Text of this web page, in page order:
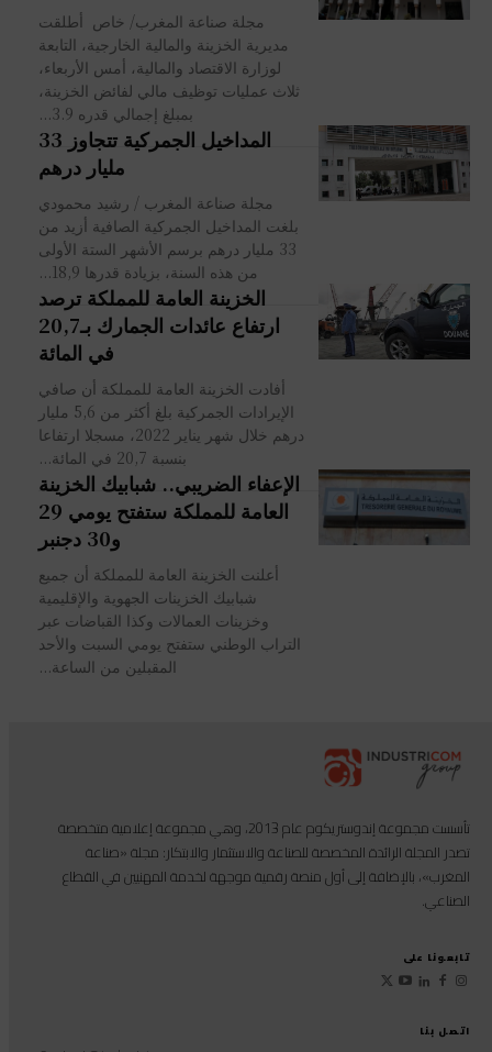
مجلة صناعة المغرب/ خاص أطلقت
مديرية الخزينة والمالية الخارجية، التابعة
لوزارة الاقتصاد والمالية، أمس الأربعاء،
ثلاث عمليات توظيف مالي لفائض الخزينة،
بمبلغ إجمالي قدره 3.9...
المداخيل الجمركية تتجاوز 33
مليار درهم
مجلة صناعة المغرب / رشيد محمودي
بلغت المداخيل الجمركية الصافية أزيد من
33 مليار درهم برسم الأشهر الستة الأولى
من هذه السنة، بزيادة قدرها 18,9...
الخزينة العامة للمملكة ترصد
ارتفاع عائدات الجمارك بـ20,7
في المائة
أفادت الخزينة العامة للمملكة أن صافي
الإيرادات الجمركية بلغ أكثر من 5,6 مليار
درهم خلال شهر يناير 2022، مسجلا ارتفاعا
بنسبة 20,7 في المائة...
الإعفاء الضريبي.. شبابيك الخزينة
العامة للمملكة ستفتح يومي 29
و30 دجنبر
أعلنت الخزينة العامة للمملكة أن جميع
شبابيك الخزينات الجهوية والإقليمية
وخزينات العمالات وكذا القباضات عبر
التراب الوطني ستفتح يومي السبت والأحد
المقبلين من الساعة...
اتصل بنا
تأسست مجموعة إندوستريكوم عام 2013، وهي مجموعة إعلامية متخصصة
تصدر المجلة الرائدة المخصصة للصناعة والاستثمار والابتكار: مجلة «صناعة
المغرب»، بالإضافة إلى أول منصة رقمية موجهة لخدمة المهنيين في القطاع
الصناعي.
تابعونا على